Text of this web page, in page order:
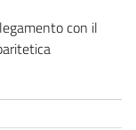
con il